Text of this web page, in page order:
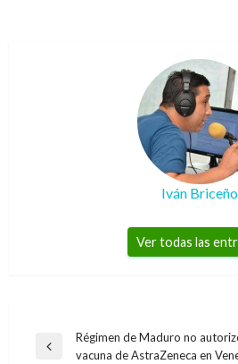
Iván Briceño
Ver todas las
Navegación
Entrada
Régimen de Maduro no
vacuna de AstraZeneca en